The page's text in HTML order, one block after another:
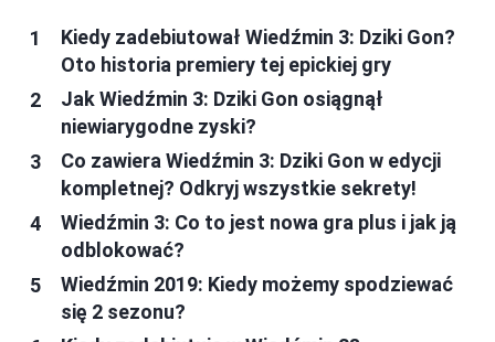
Kiedy zadebiutował Wiedźmin 3: Dziki Gon?
Oto historia premiery tej epickiej gry
Jak Wiedźmin 3: Dziki Gon osiągnął
niewiarygodne zyski?
Co zawiera Wiedźmin 3: Dziki Gon w edycji
kompletnej? Odkryj wszystkie sekrety!
Wiedźmin 3: Co to jest nowa gra plus i jak ją
odblokować?
Wiedźmin 2019: Kiedy możemy spodziewać
się 2 sezonu?